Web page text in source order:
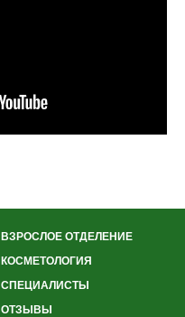
ВЗРОСЛОЕ ОТДЕЛЕНИЕ
КОСМЕТОЛОГИЯ
СПЕЦИАЛИСТЫ
ОТЗЫВЫ